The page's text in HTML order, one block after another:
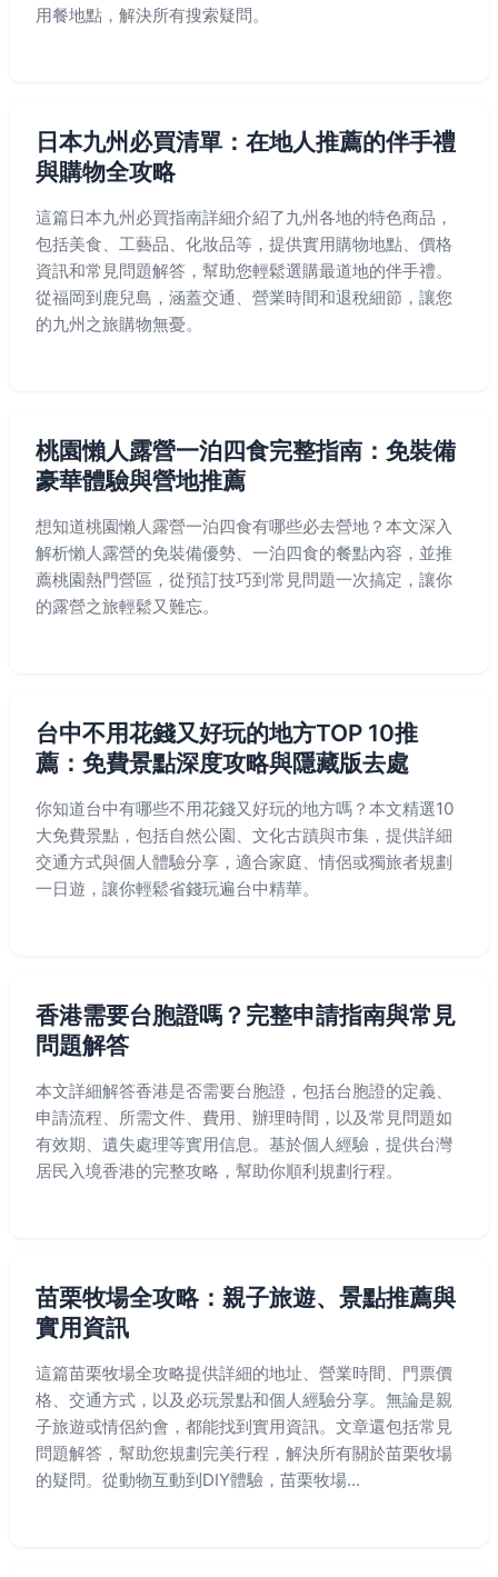
用餐地點，解決所有搜索疑問。
日本九州必買清單：在地人推薦的伴手禮
與購物全攻略
這篇日本九州必買指南詳細介紹了九州各地的特色商品，
包括美食、工藝品、化妝品等，提供實用購物地點、價格
資訊和常見問題解答，幫助您輕鬆選購最道地的伴手禮。
從福岡到鹿兒島，涵蓋交通、營業時間和退稅細節，讓您
的九州之旅購物無憂。
桃園懶人露營一泊四食完整指南：免裝備
豪華體驗與營地推薦
想知道桃園懶人露營一泊四食有哪些必去營地？本文深入
解析懶人露營的免裝備優勢、一泊四食的餐點內容，並推
薦桃園熱門營區，從預訂技巧到常見問題一次搞定，讓你
的露營之旅輕鬆又難忘。
台中不用花錢又好玩的地方TOP 10推
薦：免費景點深度攻略與隱藏版去處
你知道台中有哪些不用花錢又好玩的地方嗎？本文精選10
大免費景點，包括自然公園、文化古蹟與市集，提供詳細
交通方式與個人體驗分享，適合家庭、情侶或獨旅者規劃
一日遊，讓你輕鬆省錢玩遍台中精華。
香港需要台胞證嗎？完整申請指南與常見
問題解答
本文詳細解答香港是否需要台胞證，包括台胞證的定義、
申請流程、所需文件、費用、辦理時間，以及常見問題如
有效期、遺失處理等實用信息。基於個人經驗，提供台灣
居民入境香港的完整攻略，幫助你順利規劃行程。
苗栗牧場全攻略：親子旅遊、景點推薦與
實用資訊
這篇苗栗牧場全攻略提供詳細的地址、營業時間、門票價
格、交通方式，以及必玩景點和個人經驗分享。無論是親
子旅遊或情侶約會，都能找到實用資訊。文章還包括常見
問題解答，幫助您規劃完美行程，解決所有關於苗栗牧場
的疑問。從動物互動到DIY體驗，苗栗牧場...